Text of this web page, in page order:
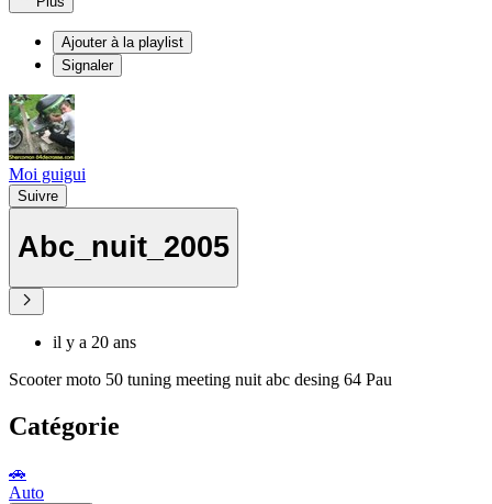
Ajouter à la playlist
Signaler
Moi guigui
Suivre
Abc_nuit_2005
il y a 20 ans
Scooter moto 50 tuning meeting nuit abc desing 64 Pau
Catégorie
🚗
Auto